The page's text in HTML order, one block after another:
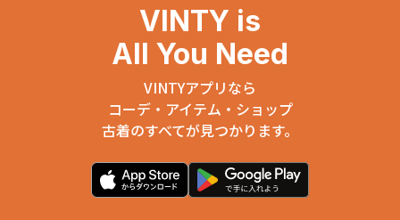
VINTY is
All You Need
VINTYアプリなら
コーデ・アイテム・ショップ
古着のすべてが見つかります。